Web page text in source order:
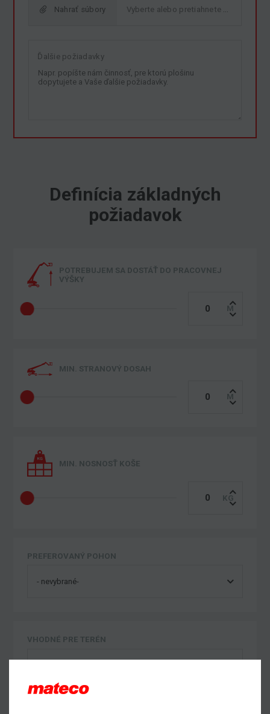
Nahrať súbory
Ďalšie požiadavky
Definícia základných
požiadavok
POTREBUJEM SA DOSTÁŤ DO PRACOVNEJ
VÝŠKY
MIN. STRANOVÝ DOSAH
MIN. NOSNOSŤ KOŠE
PREFEROVANÝ POHON
VHODNÉ PRE TERÉN